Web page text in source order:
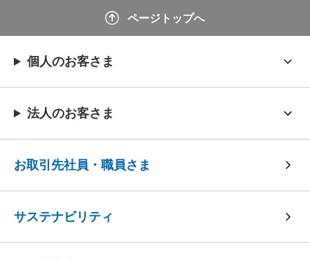
ページトップへ
個人のお客さま
法人のお客さま
お取引先社員・職員さま
サステナビリティ